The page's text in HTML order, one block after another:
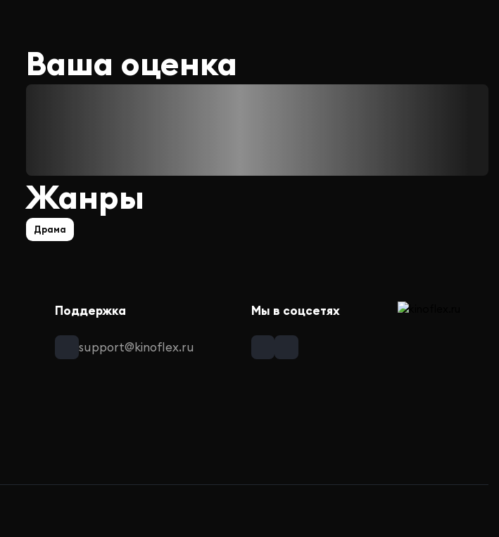
Ваша оценка
Жанры
Драма
Поддержка
support@kinoflex.ru
Мы в соцсетях